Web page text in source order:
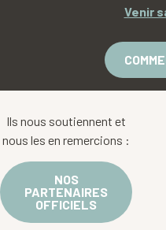
Venir
Ils nous soutiennent et
nous les en remercions :
NOS
PARTENAIRES
OFFICIELS